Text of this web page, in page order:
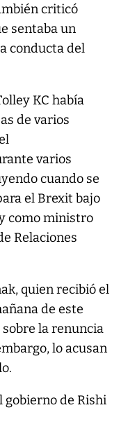
criticó
sentaba un
conducta del
KC había
de varios
varios
cuando se
el Brexit bajo
como ministro
Relaciones
quien recibió el
de este
la renuncia
lo acusan
gobierno de Rishi